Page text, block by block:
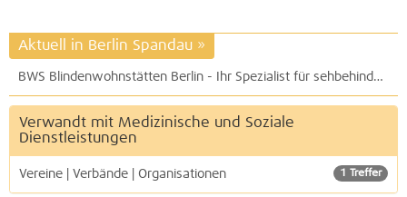
Aktuell in Berlin Spandau »
BWS Blindenwohnstätten Berlin - Ihr Spezialist für sehbehinderte und blinde Menschen: Neuer Internetauftritt, neuer Wohnservice
Verwandt mit Medizinische und Soziale
Dienstleistungen
1 Treffer
Vereine | Verbände | Organisationen